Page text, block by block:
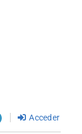
Acceder